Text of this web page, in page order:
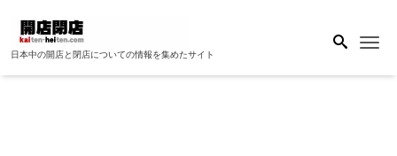
日本中の開店と閉店についての情報を集めたサイト